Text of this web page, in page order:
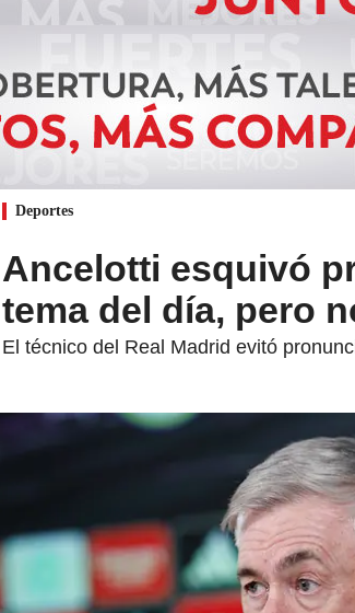
Deportes
Ancelotti esquivó
tema del día, pero
El técnico del Real Madrid evitó